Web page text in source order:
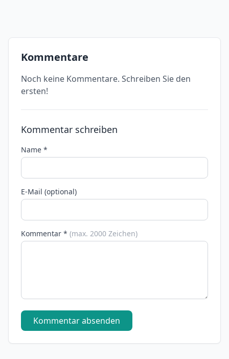
Kommentare
Noch keine Kommentare. Schreiben Sie den
ersten!
Kommentar schreiben
Name *
E-Mail (optional)
Kommentar * (max. 2000 Zeichen)
Kommentar absenden